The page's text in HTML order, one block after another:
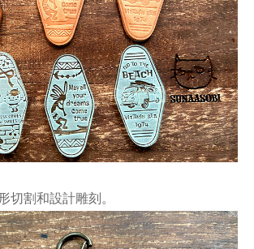
切割和設計雕刻。